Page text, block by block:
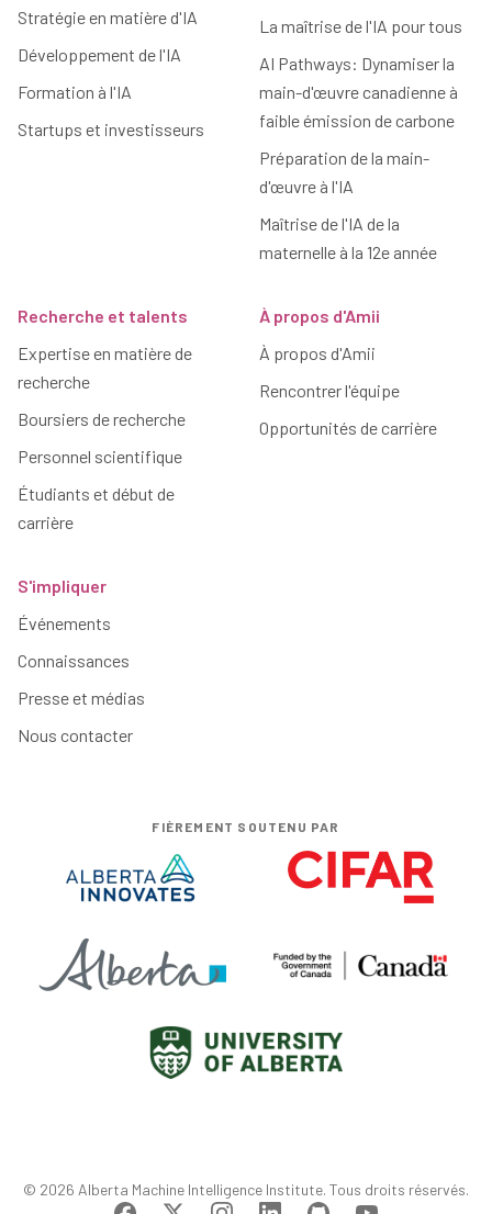
Stratégie en matière d'IA
Développement de l'IA
Formation à l'IA
Startups et investisseurs
La maîtrise de l'IA pour tous
AI Pathways: Dynamiser la
main-d'œuvre canadienne à
faible émission de carbone
Préparation de la main-
d'œuvre à l'IA
Maîtrise de l'IA de la
maternelle à la 12e année
Recherche et talents
Expertise en matière de
recherche
Boursiers de recherche
Personnel scientifique
Étudiants et début de
carrière
À propos d'Amii
À propos d'Amii
Rencontrer l'équipe
Opportunités de carrière
S'impliquer
Événements
Connaissances
Presse et médias
Nous contacter
FIÈREMENT SOUTENU PAR
© 2026 Alberta Machine Intelligence Institute. Tous droits réservés.